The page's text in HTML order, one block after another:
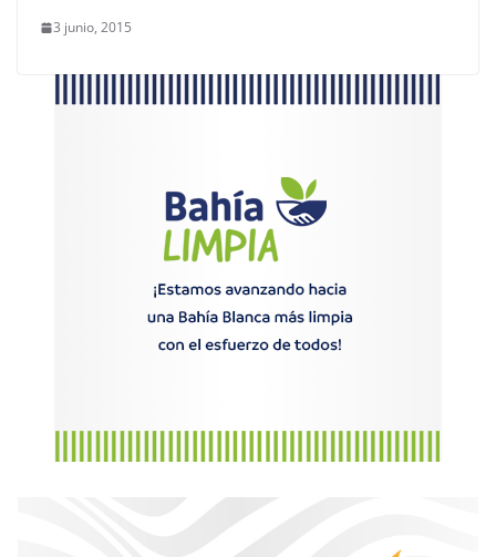
3 junio, 2015